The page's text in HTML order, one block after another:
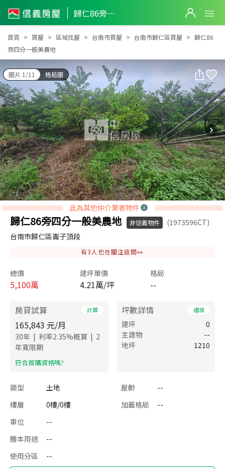
歸仁86旁四分一般美農地
歸仁86旁四分一般美農地
首頁 買屋 區域找屋 台南市買屋 台南市歸仁區買屋
歸仁86
旁四分一般美農地
圖片 1/11 格局圖
此為其他仲介業者物件
歸仁86旁四分一般美農地 非信義物件
(1973596CT)
台南市歸仁區崙子頂段
有3 人也在關注這間👀
總價
5,100萬
建坪單價
4.21萬/坪
格局
--
房貸試算 計算
165,843 元/月
30年 | 利率2.35%概算 | 2
年寬限期
​符合首購資格嗎?
坪數詳情 細項
建坪
0
主建物
--
地坪
1210
類型 土地 屋齡
--
樓層
0樓/0樓 加蓋格局
--
車位
--
謄本用途
--
使用分區
--